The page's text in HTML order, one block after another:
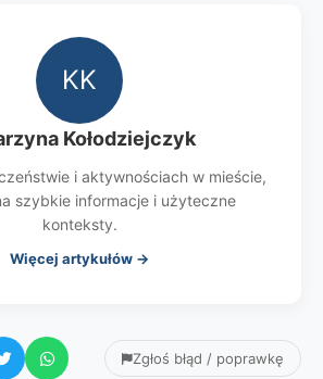
KK
Kołodziejczyk
i aktywnościach w mieście,
szybkie informacje i użyteczne
konteksty.
Więcej artykułów →
Zgłoś błąd / poprawkę